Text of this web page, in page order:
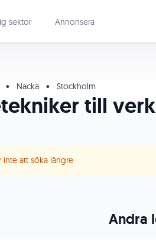
sektor Annonsera
• Nacka • Stockholm
till
att söka längre
Andra